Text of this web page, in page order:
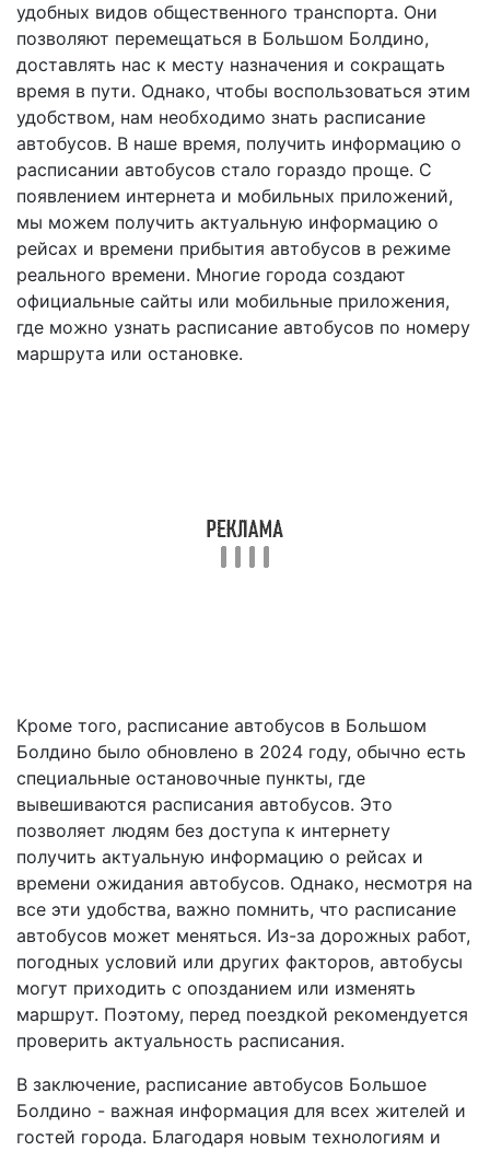
удобных видов общественного транспорта. Они
позволяют перемещаться в Большом Болдино,
доставлять нас к месту назначения и сокращать
время в пути. Однако, чтобы воспользоваться этим
удобством, нам необходимо знать расписание
автобусов. В наше время, получить информацию о
расписании автобусов стало гораздо проще. С
появлением интернета и мобильных приложений,
мы можем получить актуальную информацию о
рейсах и времени прибытия автобусов в режиме
реального времени. Многие города создают
официальные сайты или мобильные приложения,
где можно узнать расписание автобусов по номеру
маршрута или остановке.
Кроме того, расписание автобусов в Большом
Болдино было обновлено в 2024 году, обычно есть
специальные остановочные пункты, где
вывешиваются расписания автобусов. Это
позволяет людям без доступа к интернету
получить актуальную информацию о рейсах и
времени ожидания автобусов. Однако, несмотря на
все эти удобства, важно помнить, что расписание
автобусов может меняться. Из-за дорожных работ,
погодных условий или других факторов, автобусы
могут приходить с опозданием или изменять
маршрут. Поэтому, перед поездкой рекомендуется
проверить актуальность расписания.
В заключение, расписание автобусов Большое
Болдино - важная информация для всех жителей и
гостей города. Благодаря новым технологиям и